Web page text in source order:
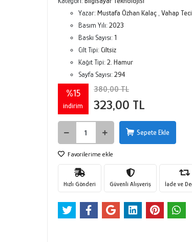
Yazar: Mustafa Özhan Kalaç, Vahap
Basım Yılı: 2023
Baskı Sayısı: 1
Cilt Tipi: Ciltsiz
Kağıt Tipi: 2. Hamur
Sayfa Sayısı: 294
%15
indirim
380,00 TL
323,00 TL
Sepete Ekle
Favorilerime ekle
Hızlı Gönderi Güvenli Alışveriş İade ve